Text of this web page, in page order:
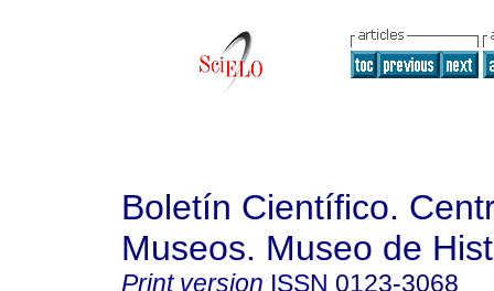
Boletín Científico.
Museos. Museo de
Print version ISSN 0123-3068